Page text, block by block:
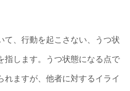
て、行動を起こさない、うつ状
指します。うつ状態になる点で
れますが、他者に対するイライ